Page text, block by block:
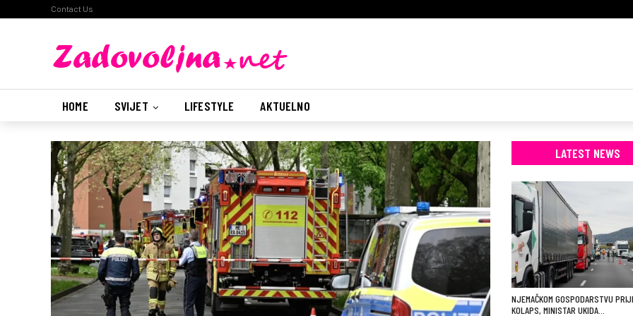
Contact Us
HOME SVIJET LIFESTYLE AKTUELNO
LATEST NEWS
NJEMAČKOM GOSPODARSTVU
KOLAPS, MINISTAR UKIDA…